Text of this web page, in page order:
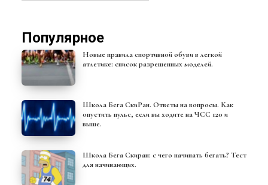
Популярное
Новые правила спортивной обуви в легкой
атлетике: список разрешенных моделей.
Школа Бега СкиРан. Ответы на вопросы. Как
опустить пульс, если вы ходите на ЧСС 120 и
выше.
Школа Бега Скиран: с чего начинать бегать? Тест
для начинающих.